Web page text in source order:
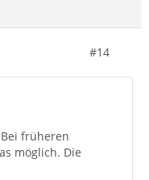
#14
früheren
möglich. Die